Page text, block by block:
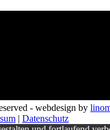
- webdesign by
| Datenschutz